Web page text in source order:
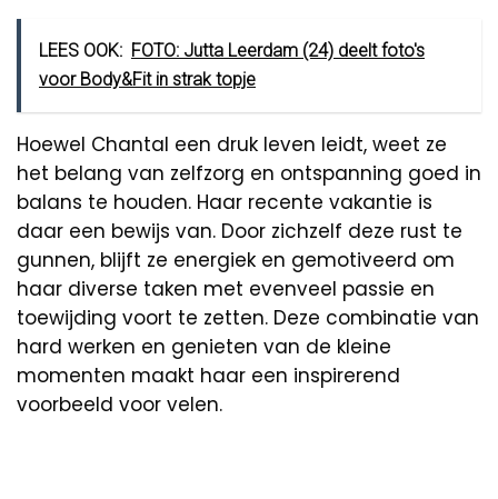
LEES OOK: FOTO: Jutta Leerdam (24) deelt foto's
voor Body&Fit in strak topje
Hoewel Chantal een druk leven leidt, weet ze
het belang van zelfzorg en ontspanning goed in
balans te houden. Haar recente vakantie is
daar een bewijs van. Door zichzelf deze rust te
gunnen, blijft ze energiek en gemotiveerd om
haar diverse taken met evenveel passie en
toewijding voort te zetten. Deze combinatie van
hard werken en genieten van de kleine
momenten maakt haar een inspirerend
voorbeeld voor velen.